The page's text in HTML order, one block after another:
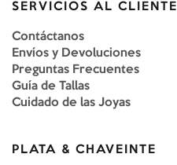
SERVICIOS AL CLIENTE
Contáctanos
Envíos y Devoluciones
Preguntas Frecuentes
Guía de Tallas
Cuidado de las Joyas
PLATA & CHAVEINTE